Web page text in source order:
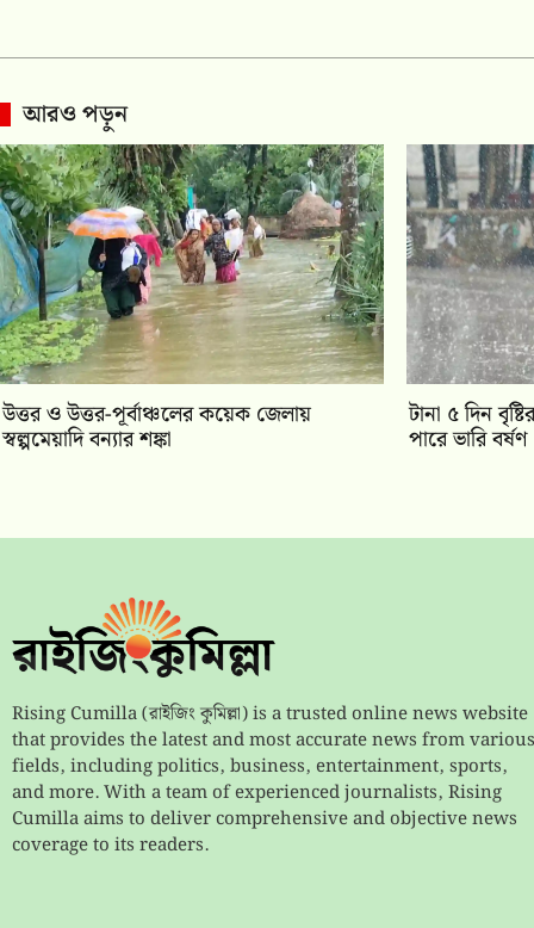
আরও পড়ুন
উত্তর ও উত্তর-পূর্বাঞ্চলের কয়েক জেলায়
স্বল্পমেয়াদি বন্যার শঙ্কা
টানা ৫ দিন
পারে ভারি বর্ষণ
Rising Cumilla (রাইজিং কুমিল্লা) is a trusted online news website
that provides the latest and most accurate news from various
fields, including politics, business, entertainment, sports,
and more. With a team of experienced journalists, Rising
Cumilla aims to deliver comprehensive and objective news
coverage to its readers.